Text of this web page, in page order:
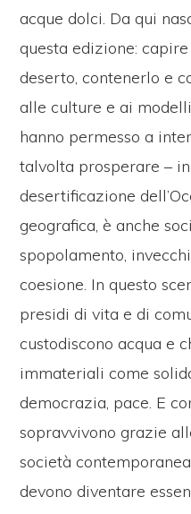
acque dolci. Da qui
questa edizione:
deserto, contenerlo e
alle culture e ai
hanno permesso a
talvolta prosperare –
desertificazione
geografica, è anche
spopolamento,
coesione. In questo
presidi di vita e di
custodiscono acqua e
immateriali come
democrazia, pace. E
sopravvivono grazie
società
devono diventare